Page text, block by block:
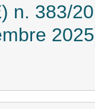
n. 383/